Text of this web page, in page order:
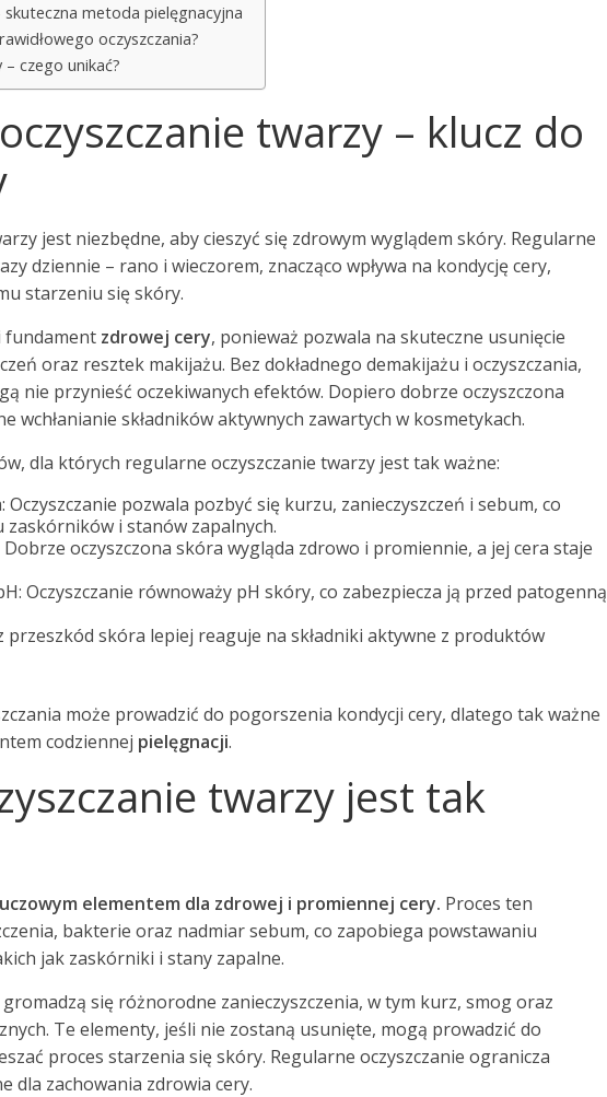
metoda pielęgnacyjna
oczyszczania?
– czego unikać?
twarzy – klucz do
jest niezbędne, aby cieszyć się zdrowym wyglądem skóry. Regularne
dziennie – rano i wieczorem, znacząco wpływa na kondycję cery,
starzeniu się skóry.
fundament zdrowej cery, ponieważ pozwala na skuteczne usunięcie
oraz resztek makijażu. Bez dokładnego demakijażu i oczyszczania,
nie przynieść oczekiwanych efektów. Dopiero dobrze oczyszczona
wchłanianie składników aktywnych zawartych w kosmetykach.
dla których regularne oczyszczanie twarzy jest tak ważne:
Oczyszczanie pozwala pozbyć się kurzu, zanieczyszczeń i sebum, co
i stanów zapalnych.
oczyszczona skóra wygląda zdrowo i promiennie, a jej cera staje
Oczyszczanie równoważy pH skóry, co zabezpiecza ją przed patogenną
przeszkód skóra lepiej reaguje na składniki aktywne z produktów
może prowadzić do pogorszenia kondycji cery, dlatego tak ważne
codziennej pielęgnacji.
twarzy jest tak
elementem dla zdrowej i promiennej cery. Proces ten
bakterie oraz nadmiar sebum, co zapobiega powstawaniu
jak zaskórniki i stany zapalne.
się różnorodne zanieczyszczenia, w tym kurz, smog oraz
Te elementy, jeśli nie zostaną usunięte, mogą prowadzić do
proces starzenia się skóry. Regularne oczyszczanie ogranicza
dla zachowania zdrowia cery.